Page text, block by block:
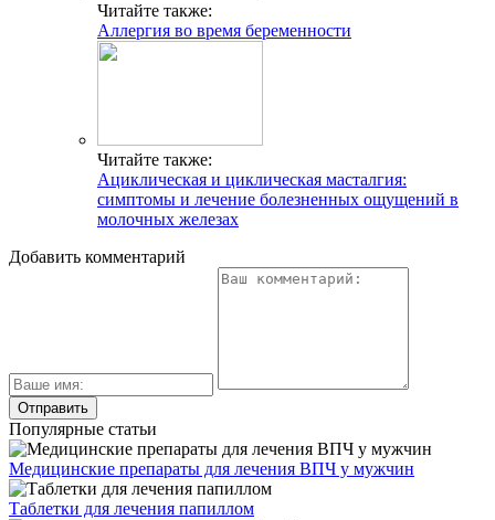
Читайте также:
Аллергия во время беременности
Читайте также:
Ациклическая и циклическая масталгия:
симптомы и лечение болезненных ощущений в
молочных железах
Добавить комментарий
Популярные статьи
Медицинские препараты для лечения ВПЧ у мужчин
Таблетки для лечения папиллом